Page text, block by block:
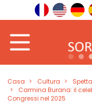
Casa Cultura
Carmina Burana: il
Congressi nel 2025